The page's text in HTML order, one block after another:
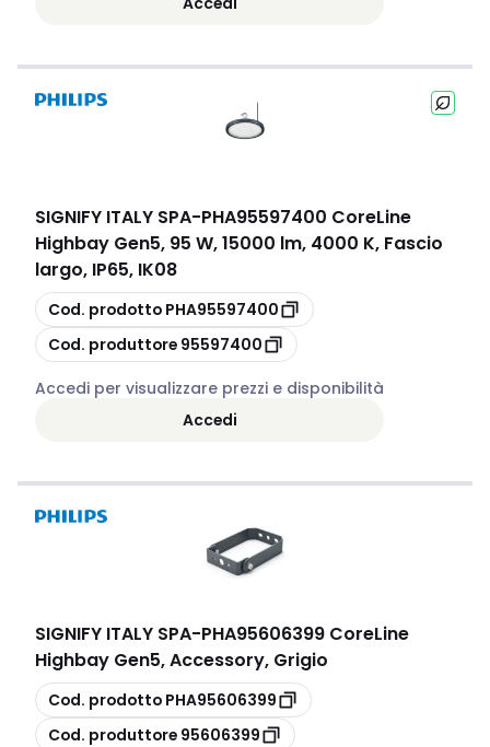
SIGNIFY ITALY SPA-PHA95597400 CoreLine
Highbay Gen5, 95 W, 15000 lm, 4000 K, Fascio
largo, IP65, IK08
copia
Cod. prodotto PHA95597400
copia
Cod. produttore 95597400
Accedi per visualizzare prezzi e disponibilità
Accedi
SIGNIFY ITALY SPA-PHA95606399 CoreLine
Highbay Gen5, Accessory, Grigio
copia
Cod. prodotto PHA95606399
copia
Cod. produttore 95606399